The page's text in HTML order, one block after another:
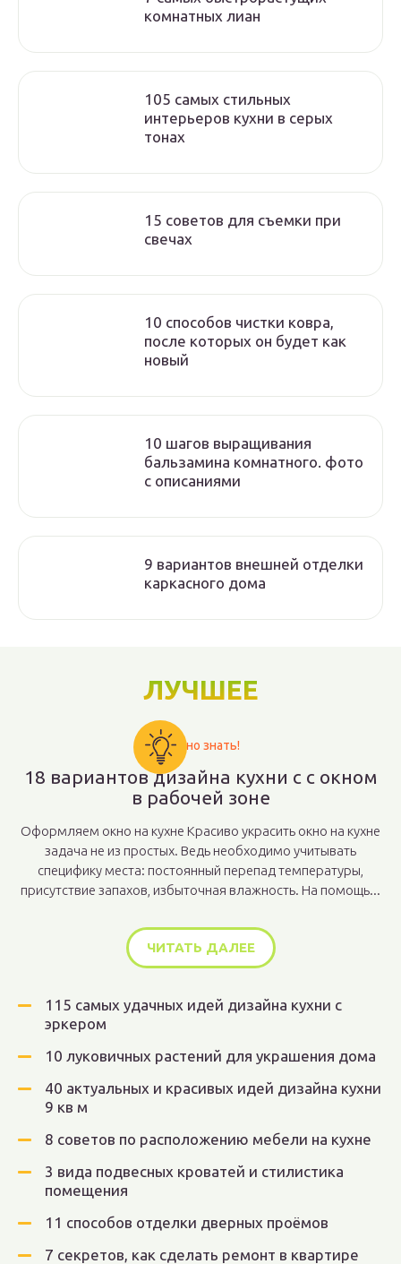
комнатных лиан
105 самых стильных
интерьеров кухни в серых
тонах
15 советов для съемки при
свечах
10 способов чистки ковра,
после которых он будет как
новый
10 шагов выращивания
бальзамина комнатного. фото
с описаниями
9 вариантов внешней отделки
каркасного дома
ЛУЧШЕЕ
Важно знать!
18 вариантов дизайна кухни с с окном
в рабочей зоне
Оформляем окно на кухне Красиво украсить окно на кухне
задача не из простых. Ведь необходимо учитывать
специфику места: постоянный перепад температуры,
присутствие запахов, избыточная влажность. На помощь...
ЧИТАТЬ ДАЛЕЕ
115 самых удачных идей дизайна кухни с
эркером
10 луковичных растений для украшения дома
40 актуальных и красивых идей дизайна кухни
9 кв м
8 советов по расположению мебели на кухне
3 вида подвесных кроватей и стилистика
помещения
11 способов отделки дверных проёмов
7 секретов, как сделать ремонт в квартире